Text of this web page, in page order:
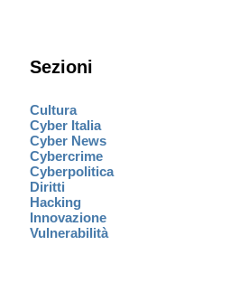
Sezioni
Cultura
Cyber Italia
Cyber News
Cybercrime
Cyberpolitica
Diritti
Hacking
Innovazione
Vulnerabilità